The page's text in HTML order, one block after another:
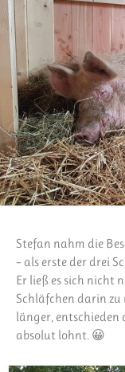
Stefan nahm die
– als erste der drei
Er ließ es sich nicht
Schläfchen darin
länger, entschieden
absolut lohnt. 😀